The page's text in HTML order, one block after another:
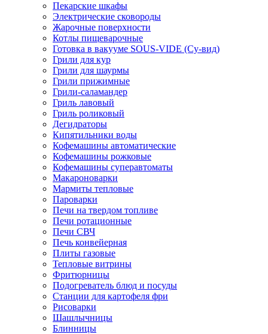
Пекарские шкафы
Электрические сковороды
Жарочные поверхности
Котлы пищеварочные
Готовка в вакууме SOUS-VIDE (Су-вид)
Грили для кур
Грили для шаурмы
Грили прижимные
Грили-саламандер
Гриль лавовый
Гриль роликовый
Дегидраторы
Кипятильники воды
Кофемашины автоматические
Кофемашины рожковые
Кофемашины суперавтоматы
Макароноварки
Мармиты тепловые
Пароварки
Печи на твердом топливе
Печи ротационные
Печи СВЧ
Печь конвейерная
Плиты газовые
Тепловые витрины
Фритюрницы
Подогреватель блюд и посуды
Станции для картофеля фри
Рисоварки
Шашлычницы
Блинницы